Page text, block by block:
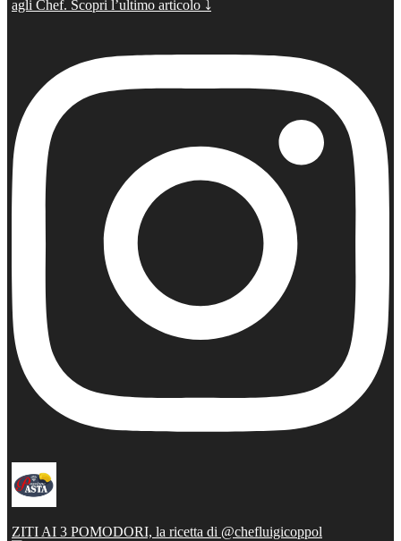
agli Chef. Scopri l’ultimo articolo ⤵️
ZITI AI 3 POMODORI, la ricetta di @chefluigicoppol